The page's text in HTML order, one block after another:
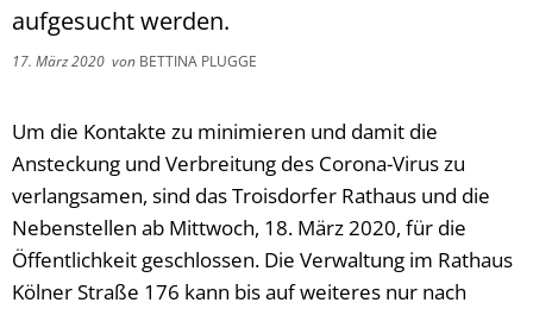
aufgesucht werden.
17. März 2020 von BETTINA PLUGGE
Um die Kontakte zu minimieren und damit die
Ansteckung und Verbreitung des Corona-Virus zu
verlangsamen, sind das Troisdorfer Rathaus und die
Nebenstellen ab Mittwoch, 18. März 2020, für die
Öffentlichkeit geschlossen. Die Verwaltung im Rathaus
Kölner Straße 176 kann bis auf weiteres nur nach